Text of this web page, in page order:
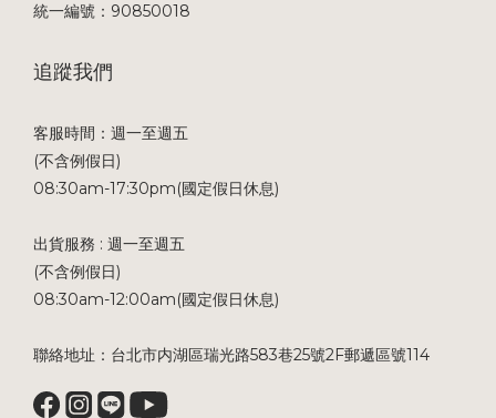
統一編號：90850018
追蹤我們
客服時間：週一至週五
(不含例假日)
08:30am-17:30pm(國定假日休息)
出貨服務 : 週一至週五
(不含例假日)
08:30am-12:00am(國定假日休息)
聯絡地址：台北市内湖區瑞光路583巷25號2F郵遞區號114